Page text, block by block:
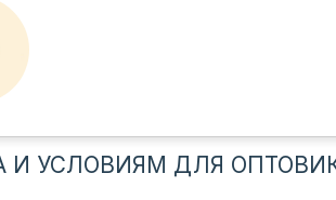
И УСЛОВИЯМ ДЛЯ